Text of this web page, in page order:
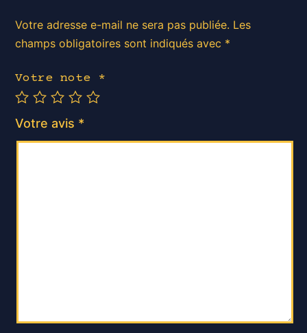
Votre adresse e-mail ne sera pas publiée. Les
champs obligatoires sont indiqués avec *
Votre note *
Votre avis *